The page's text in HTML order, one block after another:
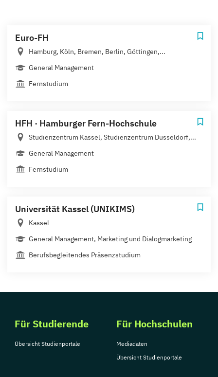
Euro-FH
Hamburg, Köln, Bremen, Berlin, Göttingen,...
General Management
Fernstudium
HFH · Hamburger Fern-Hochschule
Studienzentrum Kassel, Studienzentrum Düsseldorf,...
General Management
Fernstudium
Universität Kassel (UNIKIMS)
Kassel
General Management, Marketing und Dialogmarketing
Berufsbegleitendes Präsenzstudium
Für Studierende
Übersicht Studienportale
Für Hochschulen
Mediadaten
Übersicht Studienportale